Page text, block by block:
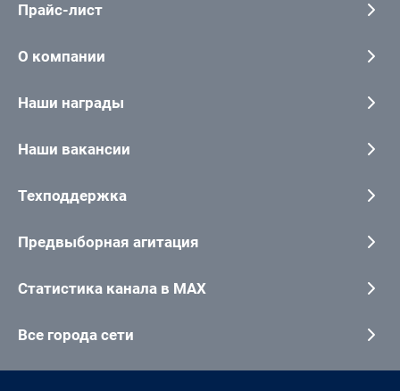
Прайс-лист
О компании
Наши награды
Наши вакансии
Техподдержка
Предвыборная агитация
Статистика канала в MAX
Все города сети